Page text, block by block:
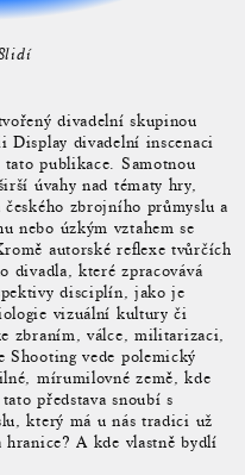
divadelní skupinou
Display divadelní inscenaci
publikace. Samotnou
úvahy nad tématy hry,
zbrojního průmyslu a
nebo úzkým vztahem se
autorské reflexe tvůrčích
divadla, které zpracovává
disciplín, jako je
vizuální kultury či
zbraním, válce, militarizaci,
vede polemický
mírumilovné země, kde
představa snoubí s
který má u nás tradici už
A kde vlastně bydlí